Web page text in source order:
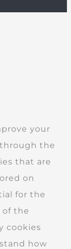
your
the
that are
on
for the
of the
cookies
how